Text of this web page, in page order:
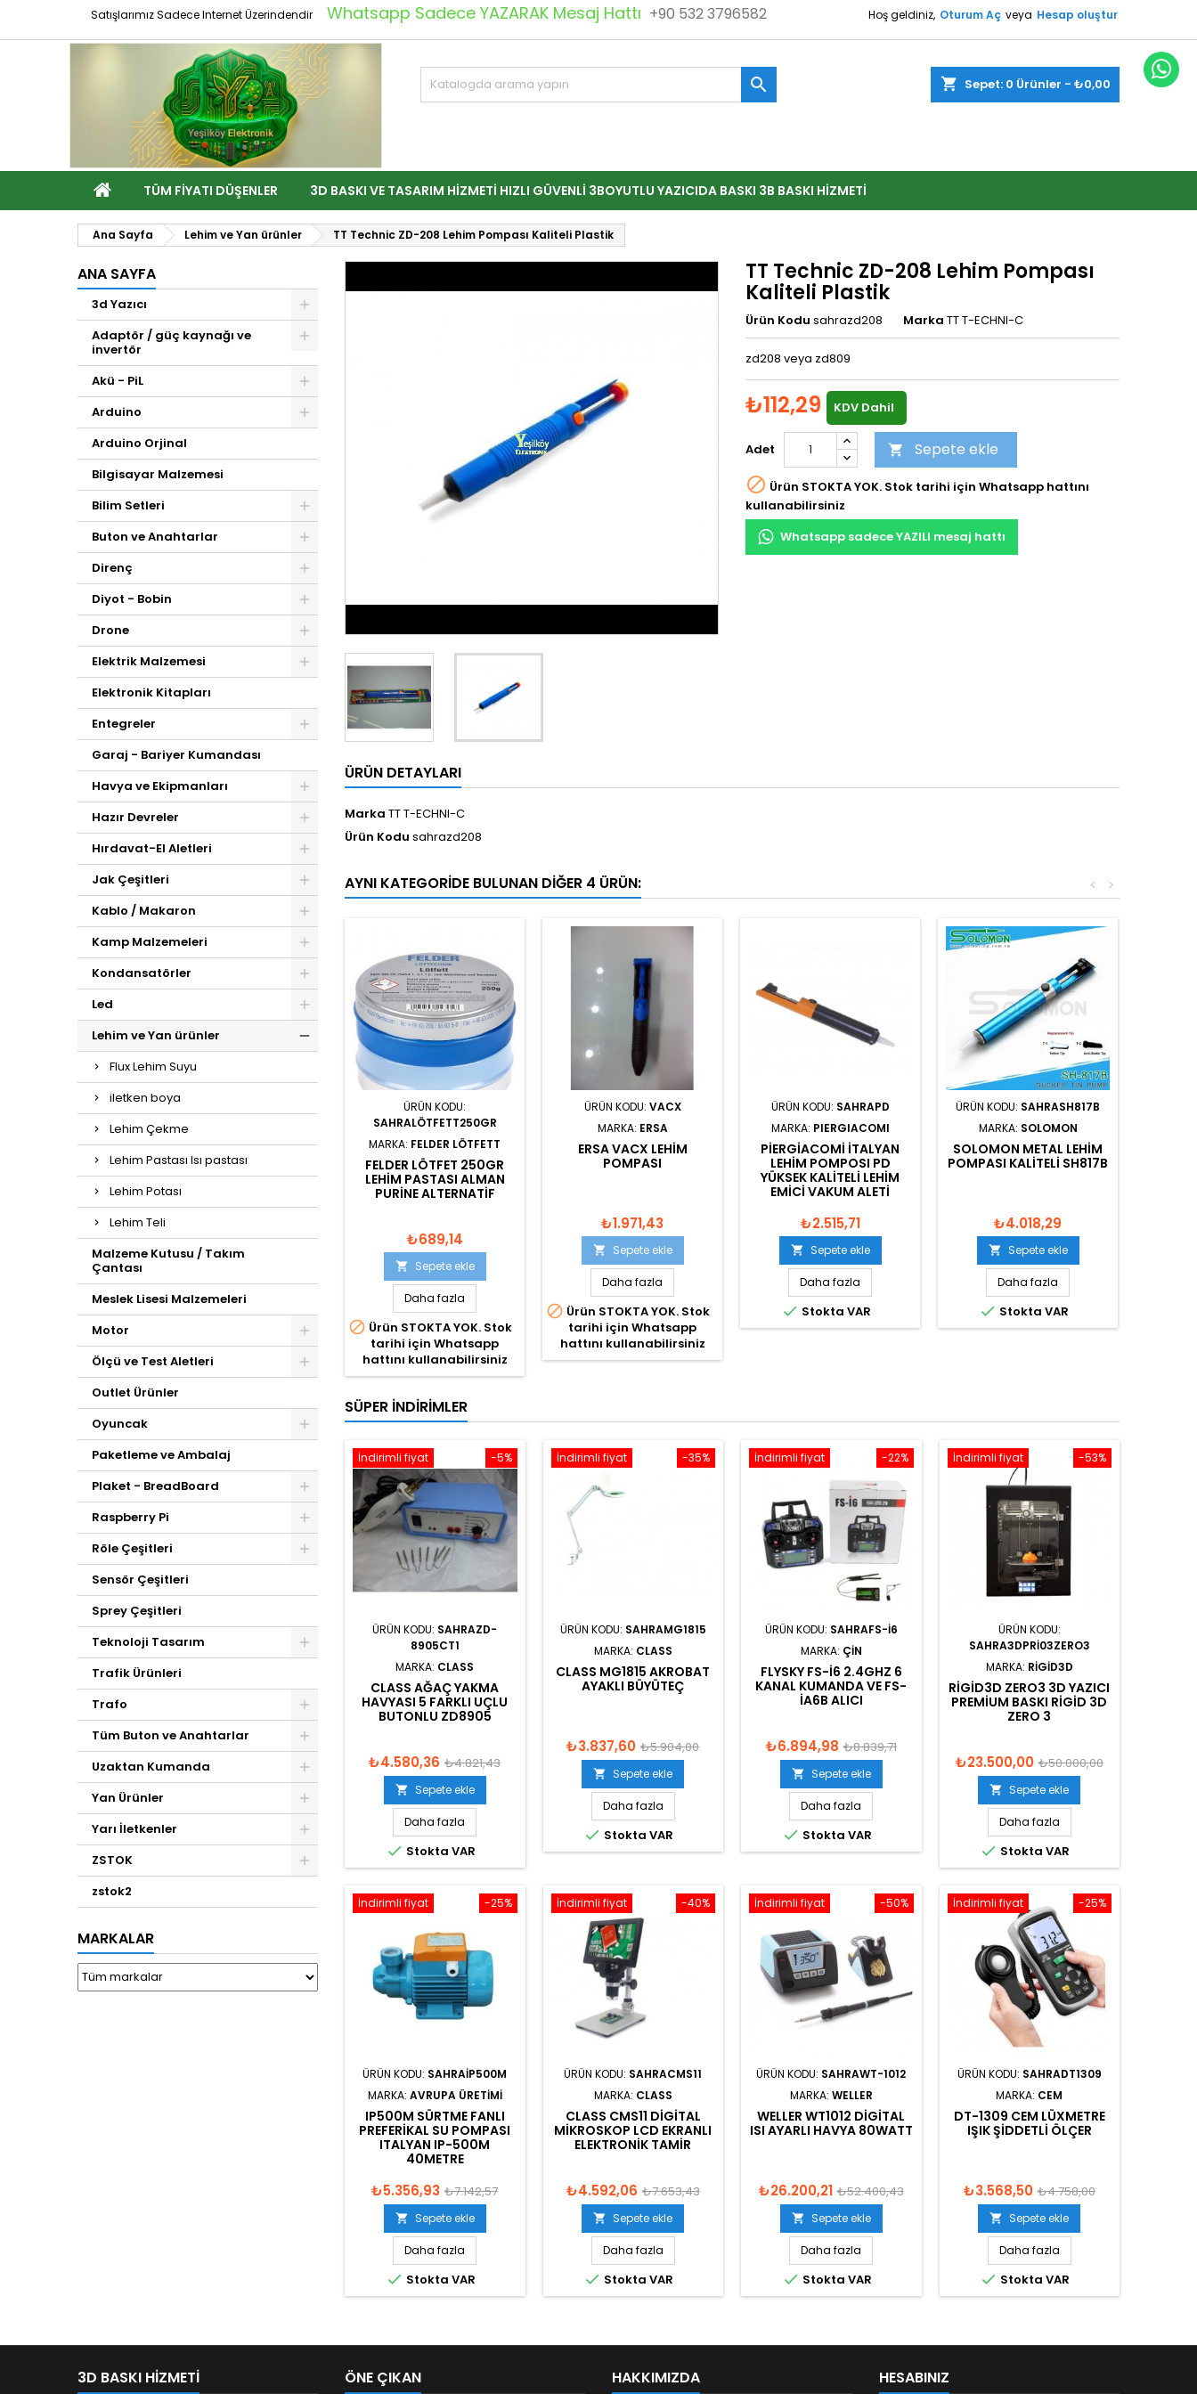
Satışlarımız Sadece Internet Üzerindendir Whatsapp Sadece YAZARAK Mesaj Hattı +90 532 3796582 Hoş geldiniz, Oturum Aç veya Hesap oluştur
shopping_cart Sepet: 0 Ürünler - ₺0,00

TÜM FIYATI DÜŞENLER 3D BASKI VE TASARIM HIZMETI HIZLI GÜVENLI 3BOYUTLU YAZICIDA BASKI 3B BASKI HIZMETI
Ana Sayfa Lehim ve Yan ürünler TT Technic ZD-208 Lehim Pompası Kaliteli Plastik
ANA SAYFA
3d Yazıcı
Adaptör / güç kaynağı ve
invertör
Akü - PiL
Arduino
Arduino Orjinal
Bilgisayar Malzemesi
Bilim Setleri
Buton ve Anahtarlar
Direnç
Diyot - Bobin
Drone
Elektrik Malzemesi
Elektronik Kitapları
Entegreler
Garaj - Bariyer Kumandası
Havya ve Ekipmanları
Hazır Devreler
Hırdavat-El Aletleri
Jak Çeşitleri
Kablo / Makaron
Kamp Malzemeleri
Kondansatörler
Led
Lehim ve Yan ürünler
Flux Lehim Suyu
iletken boya
Lehim Çekme
Lehim Pastası Isı pastası
Lehim Potası
Lehim Teli
Malzeme Kutusu / Takım
Çantası
Meslek Lisesi Malzemeleri
Motor
Ölçü ve Test Aletleri
Outlet Ürünler
Oyuncak
Paketleme ve Ambalaj
Plaket - BreadBoard
Raspberry Pi
Röle Çeşitleri
Sensör Çeşitleri
Sprey Çeşitleri
Teknoloji Tasarım
Trafik Ürünleri
Trafo
Tüm Buton ve Anahtarlar
Uzaktan Kumanda
Yan Ürünler
Yarı İletkenler
ZSTOK
zstok2
MARKALAR
TT Technic ZD-208 Lehim Pompası
Kaliteli Plastik
Ürün Kodu sahrazd208 Marka TT T-ECHNI-C
zd208 veya zd809
₺112,29 KDV Dahil
Adet  Sepete ekle
 Ürün STOKTA YOK. Stok tarihi için Whatsapp hattını
kullanabilirsiniz
Whatsapp sadece YAZILI mesaj hattı
ÜRÜN DETAYLARI
Marka TT T-ECHNI-C
Ürün Kodu sahrazd208
AYNI KATEGORIDE BULUNAN DIĞER 4 ÜRÜN: >
<
ÜRÜN KODU:
SAHRALÖTFETT250GR
MARKA: FELDER LÖTFETT
FELDER LÖTFET 250GR
LEHIM PASTASI ALMAN
PURINE ALTERNATIF
₺689,14
 Sepete ekle
Daha fazla
 Ürün STOKTA YOK. Stok
tarihi için Whatsapp
hattını kullanabilirsiniz
ÜRÜN KODU: VACX
MARKA: ERSA
ERSA VACX LEHIM
POMPASI
₺1.971,43
 Sepete ekle
Daha fazla
 Ürün STOKTA YOK. Stok
tarihi için Whatsapp
hattını kullanabilirsiniz
ÜRÜN KODU: SAHRAPD
MARKA: PIERGIACOMI
PIERGIACOMI ITALYAN
LEHIM POMPOSI PD
YÜKSEK KALITELI LEHIM
EMICI VAKUM ALETI
₺2.515,71
 Sepete ekle
Daha fazla
 Stokta VAR
ÜRÜN KODU: SAHRASH817B
MARKA: SOLOMON
SOLOMON METAL LEHIM
POMPASI KALITELI SH817B
₺4.018,29
 Sepete ekle
Daha fazla
 Stokta VAR
SÜPER İNDIRIMLER
-5%
İndirimli fiyat
ÜRÜN KODU: SAHRAZD-
8905CT1
MARKA: CLASS
CLASS AĞAÇ YAKMA
HAVYASI 5 FARKLI UÇLU
BUTONLU ZD8905
₺4.580,36 ₺4.821,43
 Sepete ekle
Daha fazla
 Stokta VAR
-35%
İndirimli fiyat
ÜRÜN KODU: SAHRAMG1815
MARKA: CLASS
CLASS MG1815 AKROBAT
AYAKLI BÜYÜTEÇ
₺3.837,60 ₺5.904,00
 Sepete ekle
Daha fazla
 Stokta VAR
-22%
İndirimli fiyat
ÜRÜN KODU: SAHRAFS-I6
MARKA: ÇIN
FLYSKY FS-I6 2.4GHZ 6
KANAL KUMANDA VE FS-
IA6B ALICI
₺6.894,98 ₺8.839,71
 Sepete ekle
Daha fazla
 Stokta VAR
-53%
İndirimli fiyat
ÜRÜN KODU:
SAHRA3DPRI03ZERO3
MARKA: RIGID3D
RIGID3D ZERO3 3D YAZICI
PREMIUM BASKI RIGID 3D
ZERO 3
₺23.500,00 ₺50.000,00
 Sepete ekle
Daha fazla
 Stokta VAR
-25%
İndirimli fiyat
ÜRÜN KODU: SAHRAIP500M
MARKA: AVRUPA ÜRETIMI
IP500M SÜRTME FANLI
PREFERIKAL SU POMPASI
ITALYAN IP-500M
40METRE
₺5.356,93 ₺7.142,57
 Sepete ekle
Daha fazla
 Stokta VAR
-40%
İndirimli fiyat
ÜRÜN KODU: SAHRACMS11
MARKA: CLASS
CLASS CMS11 DIGITAL
MIKROSKOP LCD EKRANLI
ELEKTRONIK TAMIR
₺4.592,06 ₺7.653,43
 Sepete ekle
Daha fazla
 Stokta VAR
-50%
İndirimli fiyat
ÜRÜN KODU: SAHRAWT-1012
MARKA: WELLER
WELLER WT1012 DIGITAL
ISI AYARLI HAVYA 80WATT
₺26.200,21 ₺52.400,43
 Sepete ekle
Daha fazla
 Stokta VAR
-25%
İndirimli fiyat
ÜRÜN KODU: SAHRADT1309
MARKA: CEM
DT-1309 CEM LÜXMETRE
IŞIK ŞIDDETLI ÖLÇER
₺3.568,50 ₺4.758,00
 Sepete ekle
Daha fazla
 Stokta VAR
3D BASKI HIZMETI ÖNE ÇIKAN HAKKIMIZDA HESABINIZ